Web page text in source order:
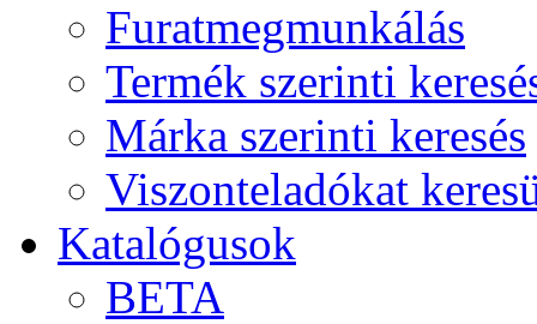
Furatmegmunkálás
Termék szerinti
Márka szerinti keresés
Viszonteladókat
Katalógusok
BETA